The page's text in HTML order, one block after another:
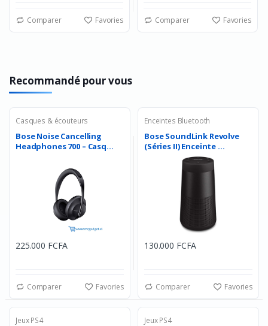
Comparer Favories Comparer Favories
Recommandé pour vous
Casques & écouteurs
Bose Noise Cancelling
Headphones 700 – Casq...
225.000 FCFA
Comparer Favories
Enceintes Bluetooth
Bose SoundLink Revolve
(Séries II) Enceinte ...
130.000 FCFA
Comparer Favories
Jeux PS4 Jeux PS4